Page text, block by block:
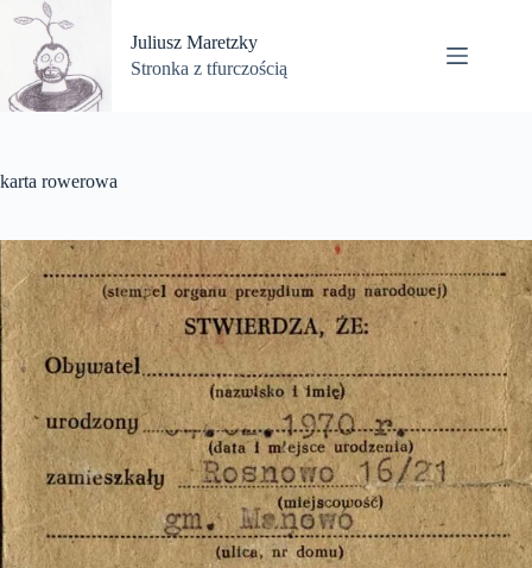
Przejdź
do
treści
Juliusz Maretzky
Stronka z tfurczością
karta rowerowa